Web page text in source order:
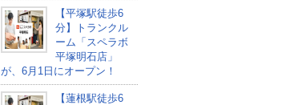
【平塚駅徒歩6
分】トランクル
ーム「スペラボ
平塚明石店」
が、6月1日にオープン！
【蓮根駅徒歩6